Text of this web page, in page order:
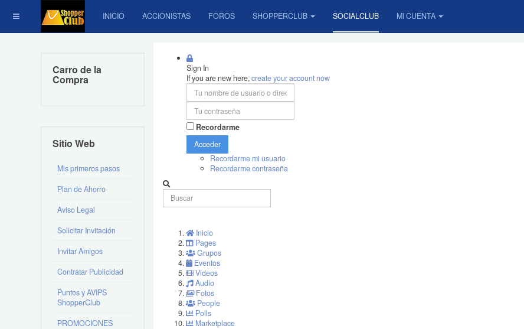
INICIO ACCIONISTAS FOROS SHOPPERCLUB SOCIALCLUB MI CUENTA
Sign In
If you are new here,create your account now
Recordarme
Acceder
Recordarme mi usuario
Recordarme contraseña
Inicio
Pages
Grupos
Eventos
Videos
Audio
Fotos
People
Polls
Marketplace
Carro de la
Compra
Sitio Web
Mis primeros pasos
Plan de Ahorro
Aviso Legal
Solicitar Invitación
Invitar Amigos
Contratar Publicidad
Puntos y AVIPS
ShopperClub
PROMOCIONES